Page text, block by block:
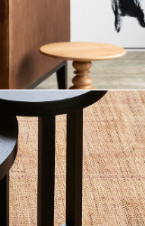
LE TRAVAIL